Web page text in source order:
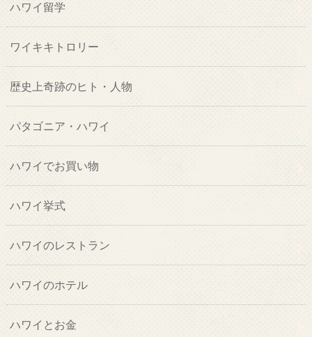
ハワイ留学
ワイキキトロリー
歴史上奇跡のヒト・人物
パタゴニア・ハワイ
ハワイでお買い物
ハワイ挙式
ハワイのレストラン
ハワイのホテル
ハワイとお金